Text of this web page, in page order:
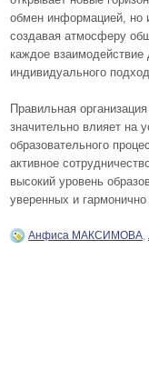
обмен информацией, но
создавая атмосферу
каждое
индивидуального
Правильная
значительно влияет на
образовательного
активное
высокий уровень
уверенных и
Анфиса МАКСИМОВА,